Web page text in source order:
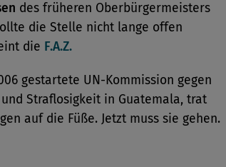
des früheren Oberbürgermeisters
die Stelle nicht lange offen
die F.A.Z.
gestartete UN-Kommission gegen
Straflosigkeit in Guatemala, trat
auf die Füße. Jetzt muss sie gehen.